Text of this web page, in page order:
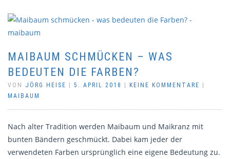
MAIBAUM SCHMÜCKEN – WAS
BEDEUTEN DIE FARBEN?
VON JÖRG HEISE 5. APRIL 2018 KEINE KOMMENTARE
MAIBAUM
Nach alter Tradition werden Maibaum und Maikranz mit
bunten Bändern geschmückt. Dabei kam jeder der
verwendeten Farben ursprünglich eine eigene Bedeutung zu.